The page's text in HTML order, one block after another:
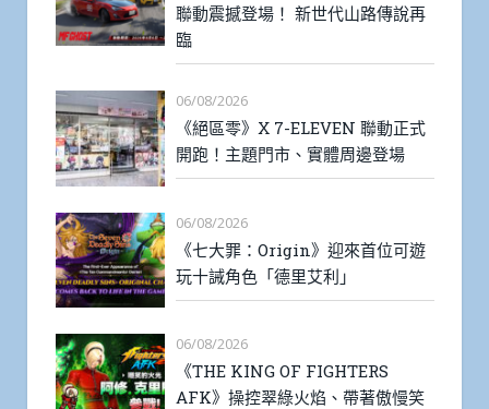
聯動震撼登場！ 新世代山路傳說再
臨
06/08/2026
《絕區零》X 7-ELEVEN 聯動正式
開跑！主題門市、實體周邊登場
06/08/2026
《七大罪：Origin》迎來首位可遊
玩十誡角色「德里艾利」
06/08/2026
《THE KING OF FIGHTERS
AFK》操控翠綠火焰、帶著傲慢笑